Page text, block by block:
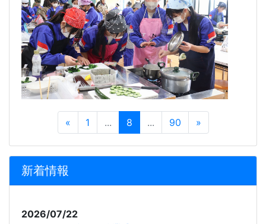
« 1 ... 8 ... 90 »
新着情報
2026/07/22